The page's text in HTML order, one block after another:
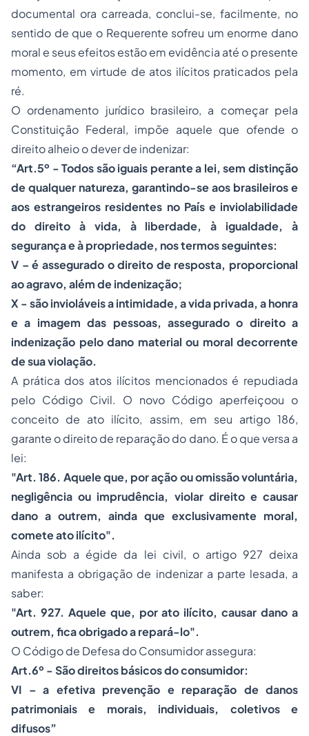
documental ora carreada, conclui-se, facilmente, no
sentido de que o Requerente sofreu um enorme dano
moral e seus efeitos estão em evidência até o presente
momento, em virtude de atos ilícitos praticados pela
ré.
O ordenamento jurídico brasileiro, a começar pela
Constituição Federal, impõe aquele que ofende o
direito alheio o dever de indenizar:
“Art.5º - Todos são iguais perante a lei, sem distinção
de qualquer natureza, garantindo-se aos brasileiros e
aos estrangeiros residentes no País e inviolabilidade
do direito à vida, à liberdade, à igualdade, à
segurança e à propriedade, nos termos seguintes:
V – é assegurado o direito de resposta, proporcional
ao agravo, além de indenização;
X - são invioláveis a intimidade, a vida privada, a honra
e a imagem das pessoas, assegurado o direito a
indenização pelo dano material ou moral decorrente
de sua violação.
A prática dos atos ilícitos mencionados é repudiada
pelo Código Civil. O novo Código aperfeiçoou o
conceito de ato ilícito, assim, em seu artigo 186,
garante o direito de reparação do dano. É o que versa a
lei:
"Art. 186. Aquele que, por ação ou omissão voluntária,
negligência ou imprudência, violar direito e causar
dano a outrem, ainda que exclusivamente moral,
comete ato ilícito".
Ainda sob a égide da lei civil, o artigo 927 deixa
manifesta a obrigação de indenizar a parte lesada, a
saber:
"Art. 927. Aquele que, por ato ilícito, causar dano a
outrem, fica obrigado a repará-lo".
O Código de Defesa do Consumidor assegura:
Art.6º - São direitos básicos do consumidor:
VI – a efetiva prevenção e reparação de danos
patrimoniais e morais, individuais, coletivos e
difusos”